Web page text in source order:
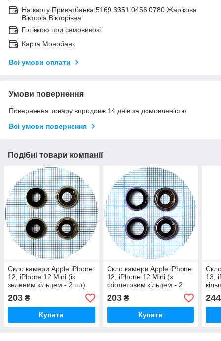
На карту Приватбанка 5169 3351 0456 0780 Жарікова
Вікторія Вікторівна
Готівкою при самовивозі
Карта Монобанк
Всі умови оплати
Умови повернення
Повернення товару впродовж 14 днів за домовленістю
Всі умови повернення
Подібні товари компанії
Скло камери Apple iPhone
12, iPhone 12 Mini (із
зеленим кільцем - 2 шт)
203 ₴
Купити
Скло камери Apple iPhone
12, iPhone 12 Mini (з
фіолетовим кільцем - 2
шт)
203₴
Купити
13,
244